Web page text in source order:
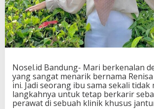
Nosel.id Bandung- Mari berkenalan
yang sangat menarik bernama
ini. Jadi seorang ibu sama sekali
langkahnya untuk tetap berkarir
perawat di sebuah klinik khusus